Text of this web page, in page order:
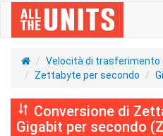
Velocità di trasferimento
Zettabyte per secondo
Conversione di
Gigabit per secondo